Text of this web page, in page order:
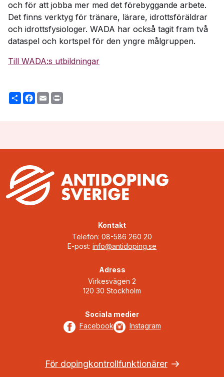
och för att jobba mer med det förebyggande arbete.
Det finns verktyg för tränare, lärare, idrottsföräldrar
och idrottsfysiologer. WADA har också tagit fram två
dataspel och kortspel för den yngre målgruppen.
Till WADA:s utbildningar
ShareFacebook
Email
Kontakt
Telefon: 08-586 260 20
E-post: info@antidoping.se
Adress
Virkesvägen 2
120 30 Stockholm
Sociala medier
Facebook
Instagram
För dopingkontrollfunktionärer